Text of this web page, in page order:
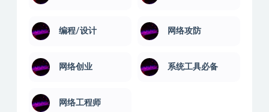
编程/设计 网络攻防
网络创业 系统工具必备
网络工程师